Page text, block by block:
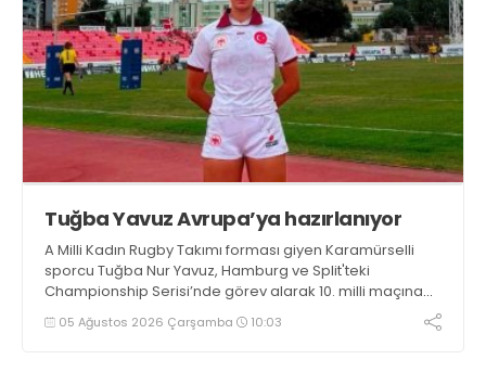
Tuğba Yavuz Avrupa’ya hazırlanıyor
A Milli Kadın Rugby Takımı forması giyen Karamürselli
sporcu Tuğba Nur Yavuz, Hamburg ve Split'teki
Championship Serisi’nde görev alarak 10. milli maçına
çıkma eşiğini geride bıraktı
05 Ağustos 2026 Çarşamba 10:03